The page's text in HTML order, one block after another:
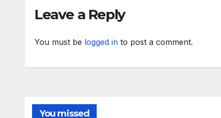
Leave a Reply
You must be logged in to post a comment.
You missed